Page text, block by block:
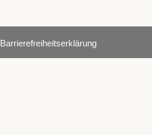
Barrierefreiheitserklärung